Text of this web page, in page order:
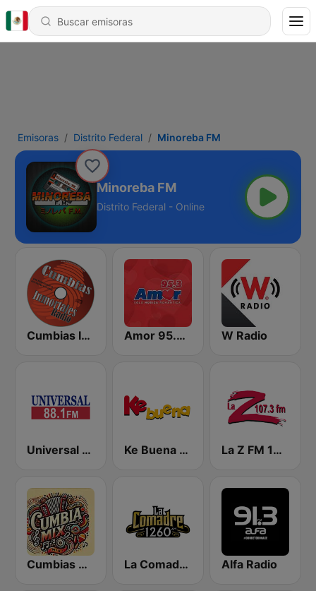
Emisoras Distrito Federal Minoreba FM
Minoreba FM
Distrito Federal - Online
Cumbias Inmortales Radio Amor 95.3 FM W Radio
Universal 88.1 FM Ke Buena 92.9 FM La Z FM 107.3
Cumbias Mix La Comadre 1260 AM Alfa Radio